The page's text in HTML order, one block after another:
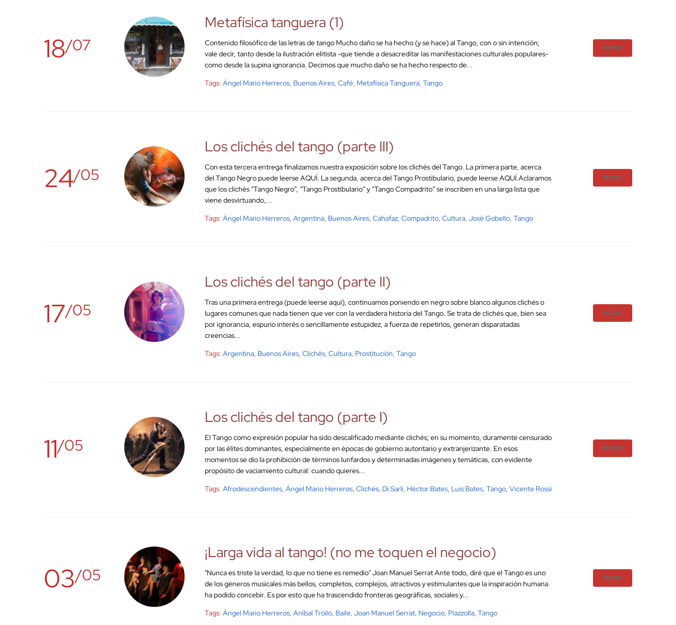
18/07
Metafísica tanguera (1)
Contenido filosófico de las letras de tango Mucho daño se ha hecho (y se hace) al Tango, con o sin intención;
vale decir, tanto desde la ilustración elitista -que tiende a desacreditar las manifestaciones culturales populares-
como desde la supina ignorancia. Decimos que mucho daño se ha hecho respecto de...
Tags: Ángel Mario Herreros, Buenos Aires, Café, Metafísica Tanguera, Tango
MORE
24/05
Los clichés del tango (parte III)
Con esta tercera entrega finalizamos nuestra exposición sobre los clichés del Tango. La primera parte, acerca
del Tango Negro puede leerse AQUÍ. La segunda, acerca del Tango Prostibulario, puede leerse AQUÍ.Aclaramos
que los clichés “Tango Negro”, “Tango Prostibulario” y “Tango Compadrito” se inscriben en una larga lista que
viene desvirtuando,...
Tags: Ángel Mario Herreros, Argentina, Buenos Aires, Cahafaz, Compadrito, Cultura, José Gobello, Tango
MORE
17/05
Los clichés del tango (parte II)
Tras una primera entrega (puede leerse aquí), continuamos poniendo en negro sobre blanco algunos clichés o
lugares comunes que nada tienen que ver con la verdadera historia del Tango. Se trata de clichés que, bien sea
por ignorancia, espurio interés o sencillamente estupidez, a fuerza de repetirlos, generan disparatadas
creencias...
Tags: Argentina, Buenos Aires, Clichés, Cultura, Prostitución, Tango
MORE
11/05
Los clichés del tango (parte I)
El Tango como expresión popular ha sido descalificado mediante clichés; en su momento, duramente censurado
por las élites dominantes, especialmente en épocas de gobierno autoritario y extranjerizante. En esos
momentos se dio la prohibición de términos lunfardos y determinadas imágenes y temáticas, con evidente
propósito de vaciamiento cultural: cuando quieres...
Tags: Afrodescendientes, Ángel Mario Herreros, Clichés, Di Sarli, Héctor Bates, Luis Bates, Tango, Vicente Rossi
MORE
03/05
¡Larga vida al tango! (no me toquen el negocio)
"Nunca es triste la verdad, lo que no tiene es remedio" Joan Manuel Serrat Ante todo, diré que el Tango es uno
de los géneros musicales más bellos, completos, complejos, atractivos y estimulantes que la inspiración humana
ha podido concebir. Es por esto que ha trascendido fronteras geográficas, sociales y...
Tags: Ángel Mario Herreros, Aníbal Troilo, Baile, Joan Manuel Serrat, Negocio, Piazzolla, Tango
MORE